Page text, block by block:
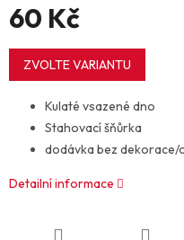
60 Kč
Měrná
cena:
ZVOLTE VARIANTU
Kulaté vsazené dno
Stahovací šňůrka
dodávka bez dekorace/
Detailní informace